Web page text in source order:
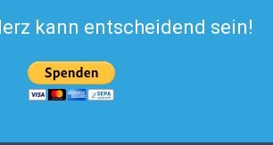
kann entscheidend sein!